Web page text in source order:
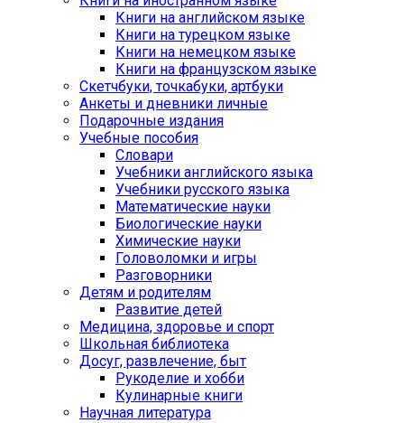
Книги на английском языке
Книги на турецком языке
Книги на немецком языке
Книги на французском языке
Cкетчбуки, точкабуки, артбуки
Анкеты и дневники личные
Подарочные издания
Учебные пособия
Словари
Учебники английского языка
Учебники русского языка
Математические науки
Биологические науки
Химические науки
Головоломки и игры
Разговорники
Детям и родителям
Развитие детей
Медицина, здоровье и спорт
Школьная библиотека
Досуг, развлечение, быт
Рукоделие и хобби
Кулинарные книги
Научная литература